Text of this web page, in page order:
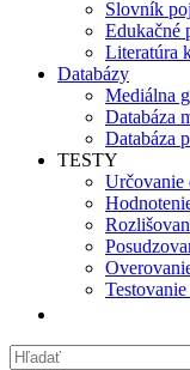
Slovník
Edukačné
Literatúra
Databázy
Mediálna
Databáza
Databáza
TESTY
Určovanie